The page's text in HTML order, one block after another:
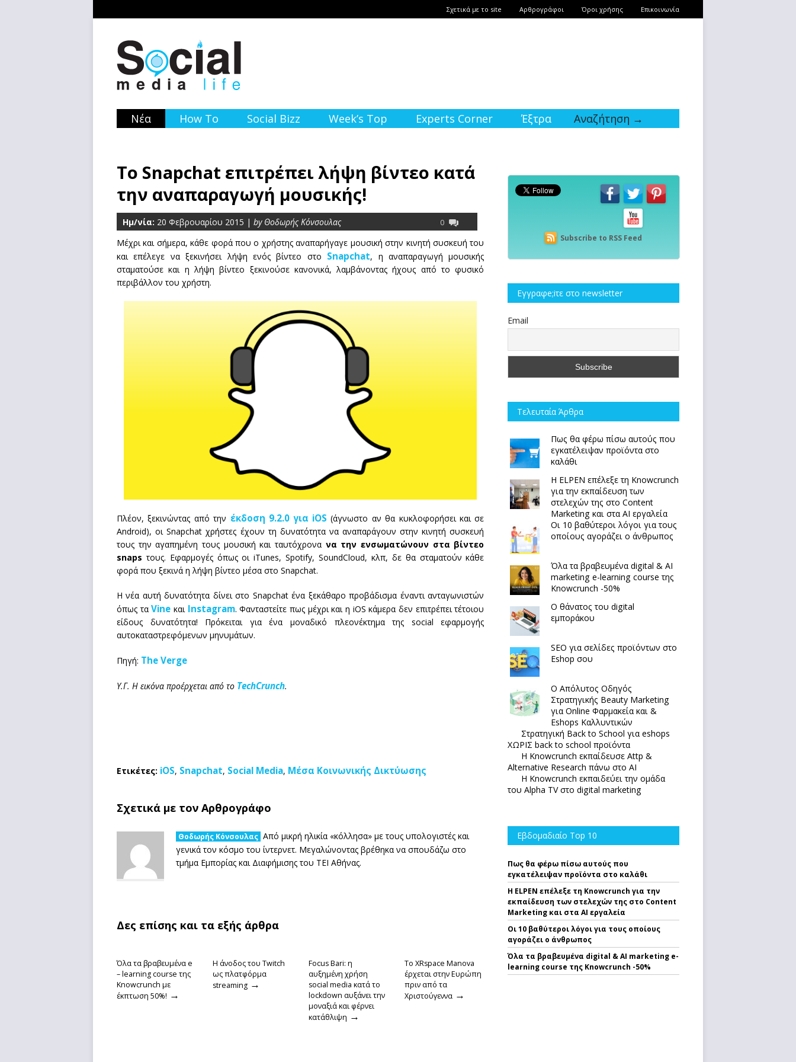
Σχετικά με το site Αρθρογράφοι Όροι χρήσης Επικοινωνία
Νέα How To Social Bizz Week’s Top Experts Corner Έξτρα Αναζήτηση →
Το Snapchat επιτρέπει λήψη βίντεο κατά
την αναπαραγωγή μουσικής!
Ημ/νία: 20 Φεβρουαρίου 2015 | by Θοδωρής Κόνσουλας 0
Μέχρι και σήμερα, κάθε φορά που ο χρήστης αναπαρήγαγε μουσική στην κινητή συσκευή του
και επέλεγε να ξεκινήσει λήψη ενός βίντεο στο Snapchat, η αναπαραγωγή μουσικής
σταματούσε και η λήψη βίντεο ξεκινούσε κανονικά, λαμβάνοντας ήχους από το φυσικό
περιβάλλον του χρήστη.
Πλέον, ξεκινώντας από την έκδοση 9.2.0 για iOS (άγνωστο αν θα κυκλοφορήσει και σε
Android), οι Snapchat χρήστες έχουν τη δυνατότητα να αναπαράγουν στην κινητή συσκευή
τους την αγαπημένη τους μουσική και ταυτόχρονα να την ενσωματώνουν στα βίντεο
snaps τους. Εφαρμογές όπως οι iTunes, Spotify, SoundCloud, κλπ, δε θα σταματούν κάθε
φορά που ξεκινά η λήψη βίντεο μέσα στο Snapchat.
Η νέα αυτή δυνατότητα δίνει στο Snapchat ένα ξεκάθαρο προβάδισμα έναντι ανταγωνιστών
όπως ταVine και Instagram. Φανταστείτε πως μέχρι και η iOS κάμερα δεν επιτρέπει τέτοιου
είδους δυνατότητα! Πρόκειται για ένα μοναδικό πλεονέκτημα της social εφαρμογής
αυτοκαταστρεφόμενων μηνυμάτων.
Πηγή: The Verge
Υ.Γ. Η εικόνα προέρχεται από το TechCrunch.
Ετικέτες: iOS, Snapchat, Social Media, Μέσα Κοινωνικής Δικτύωσης
Σχετικά με τον Αρθρογράφο
Θοδωρής Κόνσουλας Από μικρή ηλικία «κόλλησα» με τους υπολογιστές και
γενικά τον κόσμο του ίντερνετ. Μεγαλώνοντας βρέθηκα να σπουδάζω στο
τμήμα Εμπορίας και Διαφήμισης του ΤΕΙ Αθήνας.
Δες επίσης και τα εξής άρθρα
Όλα τα βραβευμένα e
– learning course της
Knowcrunch με
έκπτωση 50%! →
Η άνοδος του Twitch
ως πλατφόρμα
streaming →
Focus Bari: η
αυξημένη χρήση
social media κατά το
lockdown αυξάνει την
μοναξιά και φέρνει
κατάθλιψη →
Το XRspace Manova
έρχεται στην Ευρώπη
πριν από τα
Χριστούγεννα →
Subscribe to RSS Feed
Εγγραφe;iτε στο newsletter
Email
Τελευταία Άρθρα
Πως θα φέρω πίσω αυτούς που
εγκατέλειψαν προϊόντα στο
καλάθι
Η ELPEN επέλεξε τη Knowcrunch
για την εκπαίδευση των
στελεχών της στο Content
Marketing και στα AI εργαλεία
Οι 10 βαθύτεροι λόγοι για τους
οποίους αγοράζει ο άνθρωπος
Όλα τα βραβευμένα digital & AI
marketing e-learning course της
Knowcrunch -50%
Ο θάνατος του digital
εμποράκου
SEO για σελίδες προϊόντων στο
Eshop σου
Ο Απόλυτoς Οδηγός
Στρατηγικής Beauty Marketing
για Online Φαρμακεία και &
Eshops Καλλυντικών
Στρατηγική Back to School για eshops
ΧΩΡΙΣ back to school προϊόντα
Η Knowcrunch εκπαίδευσε Attp &
Alternative Research πάνω στο ΑΙ
Η Knowcrunch εκπαιδεύει την ομάδα
του Alpha TV στο digital marketing
Εβδομαδιαίο Top 10
Πως θα φέρω πίσω αυτούς που
εγκατέλειψαν προϊόντα στο καλάθι
Η ELPEN επέλεξε τη Knowcrunch για την
εκπαίδευση των στελεχών της στο Content
Marketing και στα AI εργαλεία
Οι 10 βαθύτεροι λόγοι για τους οποίους
αγοράζει ο άνθρωπος
Όλα τα βραβευμένα digital & AI marketing e-
learning course της Knowcrunch -50%